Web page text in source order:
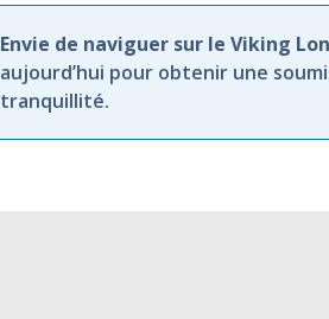
Envie de naviguer sur le Viking
aujourd’hui pour obtenir une
tranquillité.